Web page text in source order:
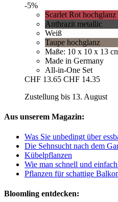
-5%
Scarlet Rot hochglanz
Anthrazit metallic
Weiß
Taupe hochglanz
Maße: 10 x 10 x 13
Made in Germany
All-in-One Set
CHF 13.65 CHF 14.35
Zustellung bis 13. August
Aus unserem Magazin:
Was Sie unbedingt über
Die Sehnsucht nach dem
Kübelpflanzen
Wie man schnell und
Pflanzen für schattige
Bloomling entdecken: